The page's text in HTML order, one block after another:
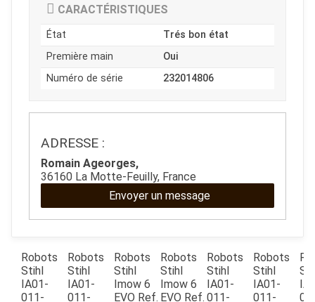
JOUET
ESPACES VERTS
PIECES DETACHEES
CONTACT
CARACTÉRISTIQUES
État
Trés bon état
Première main
Oui
Numéro de série
232014806
Envoyer un message
ADRESSE :
Romain Ageorges,
36160 La Motte-Feuilly, France
Robots
Stihl
IA01-
011-
Robots
Stihl
IA01-
011-
Robots
Stihl
Imow 6
EVO Ref.
Robots
Stihl
Imow 6
EVO Ref.
Robots
Stihl
IA01-
011-
Robots
Stihl
IA01-
011-